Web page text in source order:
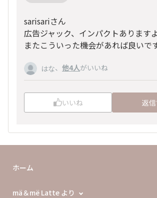
sarisariさん
広告ジャック、インパクトあります
またこういった機会があれば良いで
はな、 他4人がいいね
いいね 返
ホーム
mä＆më Latte より